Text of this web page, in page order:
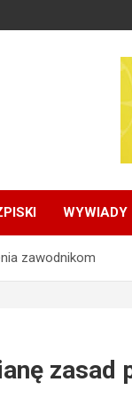
WYWIADY
zawodnikom
zasad